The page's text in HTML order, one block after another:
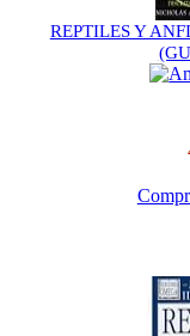
REPTILES Y